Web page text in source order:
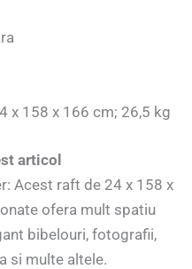
x 158 x 166 cm; 26,5 kg
articol
Acest raft de 24 x 158 x
ofera mult spatiu
bibelouri, fotografii,
si multe altele.